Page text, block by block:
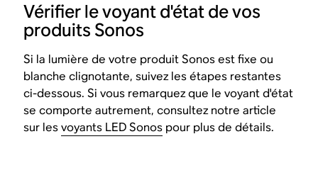
Vérifier le voyant d'état de vos
produits Sonos
Si la lumière de votre produit Sonos est fixe ou
blanche clignotante, suivez les étapes restantes
ci-dessous. Si vous remarquez que le voyant d'état
se comporte autrement, consultez notre article
sur lesvoyants LED Sonos pour plus de détails.